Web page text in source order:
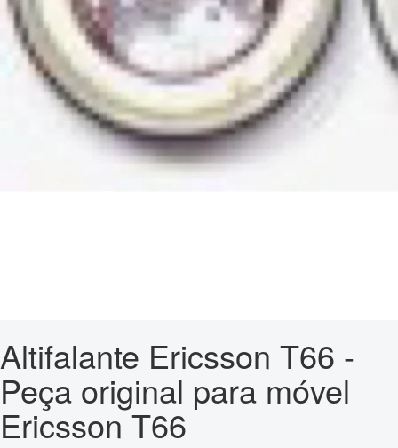
Altifalante Ericsson T66 -
Peça original para móvel
Ericsson T66